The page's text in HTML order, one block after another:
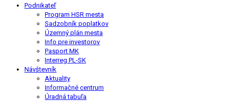
Podnikateľ
Program HSR mesta
Sadzobník poplatkov
Územný plán mesta
Info pre investorov
Pasport MK
Interreg PL-SK
Návštevník
Aktuality
Informačné centrum
Úradná tabuľa